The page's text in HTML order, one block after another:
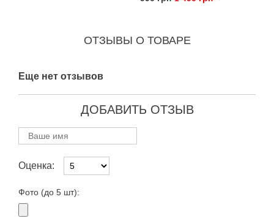
ОТЗЫВЫ О ТОВАРЕ
Еще нет отзывов
ДОБАВИТЬ ОТЗЫВ
Оценка:
Фото (до 5 шт):